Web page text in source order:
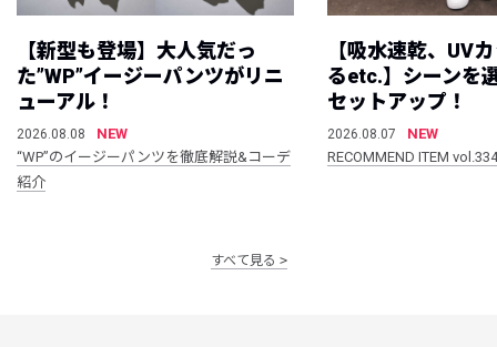
【新型も登場】大人気だっ
た”WP”イージーパンツがリニ
ューアル！
2026.08.08
NEW
“WP”のイージーパンツを徹底解説&コーデ
紹介
【吸水速乾、UV
るetc.】シーンを
セットアップ！
2026.08.07
NEW
RECOMMEND ITEM vol.334
すべて見る